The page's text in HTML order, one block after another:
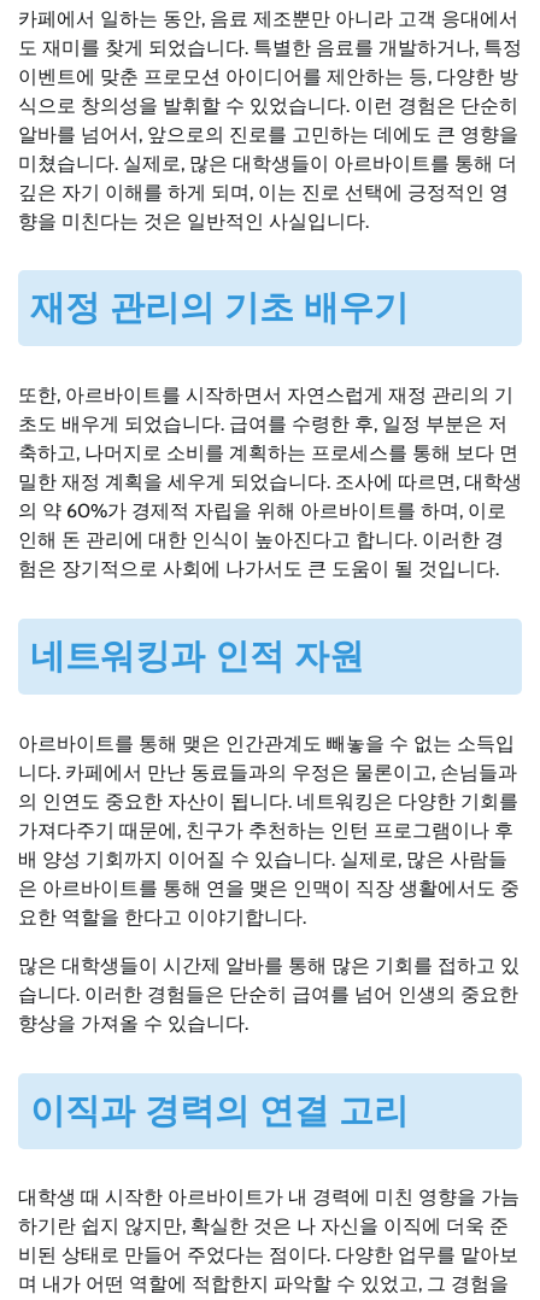
카페에서 일하는 동안, 음료 제조뿐만 아니라 고객 응대에서
도 재미를 찾게 되었습니다. 특별한 음료를 개발하거나, 특정
이벤트에 맞춘 프로모션 아이디어를 제안하는 등, 다양한 방
식으로 창의성을 발휘할 수 있었습니다. 이런 경험은 단순히
알바를 넘어서, 앞으로의 진로를 고민하는 데에도 큰 영향을
미쳤습니다. 실제로, 많은 대학생들이 아르바이트를 통해 더
깊은 자기 이해를 하게 되며, 이는 진로 선택에 긍정적인 영
향을 미친다는 것은 일반적인 사실입니다.
재정 관리의 기초 배우기
또한, 아르바이트를 시작하면서 자연스럽게 재정 관리의 기
초도 배우게 되었습니다. 급여를 수령한 후, 일정 부분은 저
축하고, 나머지로 소비를 계획하는 프로세스를 통해 보다 면
밀한 재정 계획을 세우게 되었습니다. 조사에 따르면, 대학생
의 약 60%가 경제적 자립을 위해 아르바이트를 하며, 이로
인해 돈 관리에 대한 인식이 높아진다고 합니다. 이러한 경
험은 장기적으로 사회에 나가서도 큰 도움이 될 것입니다.
네트워킹과 인적 자원
아르바이트를 통해 맺은 인간관계도 빼놓을 수 없는 소득입
니다. 카페에서 만난 동료들과의 우정은 물론이고, 손님들과
의 인연도 중요한 자산이 됩니다. 네트워킹은 다양한 기회를
가져다주기 때문에, 친구가 추천하는 인턴 프로그램이나 후
배 양성 기회까지 이어질 수 있습니다. 실제로, 많은 사람들
은 아르바이트를 통해 연을 맺은 인맥이 직장 생활에서도 중
요한 역할을 한다고 이야기합니다.
많은 대학생들이 시간제 알바를 통해 많은 기회를 접하고 있
습니다. 이러한 경험들은 단순히 급여를 넘어 인생의 중요한
향상을 가져올 수 있습니다.
이직과 경력의 연결 고리
대학생 때 시작한 아르바이트가 내 경력에 미친 영향을 가늠
하기란 쉽지 않지만, 확실한 것은 나 자신을 이직에 더욱 준
비된 상태로 만들어 주었다는 점이다. 다양한 업무를 맡아보
며 내가 어떤 역할에 적합한지 파악할 수 있었고, 그 경험을